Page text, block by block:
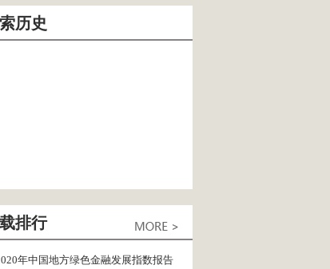
历史
排行
年中国地方绿色金融发展指数报告